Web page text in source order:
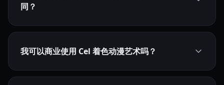
同？
我可以商业使用 Cel 着色动漫艺术吗？